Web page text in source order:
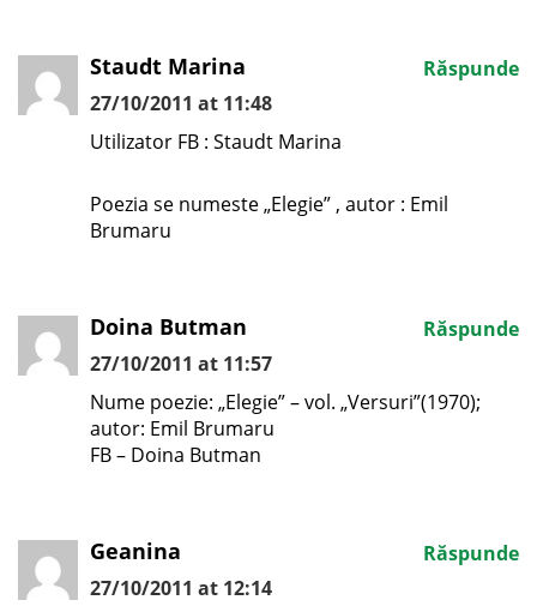
Staudt Marina
27/10/2011 at 11:48
Utilizator FB : Staudt Marina
Poezia se numeste „Elegie” , autor : Emil
Brumaru
Răspunde
Doina Butman
27/10/2011 at 11:57
Nume poezie: „Elegie” – vol. „Versuri”(1970);
autor: Emil Brumaru
FB – Doina Butman
Răspunde
Geanina
27/10/2011 at 12:14
Răspunde